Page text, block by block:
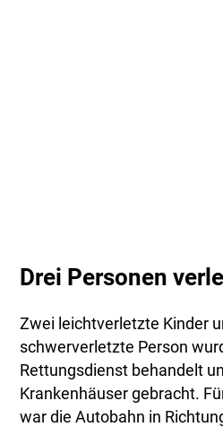
Drei Personen
Zwei leichtverletzte Kinder
schwerverletzte Person
Rettungsdienst behandelt
Krankenhäuser gebracht.
war die Autobahn in